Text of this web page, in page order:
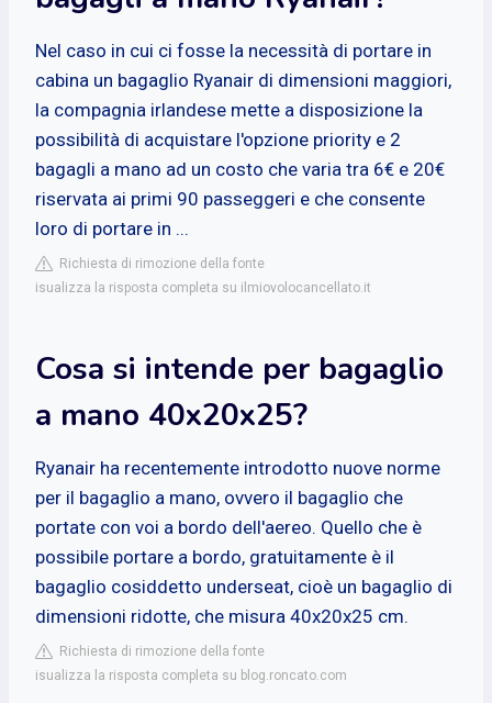
Nel caso in cui ci fosse la necessità di portare in
cabina un bagaglio Ryanair di dimensioni maggiori,
la compagnia irlandese mette a disposizione la
possibilità di acquistare l'opzione priority e 2
bagagli a mano ad un costo che varia tra 6€ e 20€
riservata ai primi 90 passeggeri e che consente
loro di portare in ...
Richiesta di rimozione della fonte
isualizza la risposta completa su ilmiovolocancellato.it
Cosa si intende per bagaglio
a mano 40x20x25?
Ryanair ha recentemente introdotto nuove norme
per il bagaglio a mano, ovvero il bagaglio che
portate con voi a bordo dell'aereo. Quello che è
possibile portare a bordo, gratuitamente è il
bagaglio cosiddetto underseat, cioè un bagaglio di
dimensioni ridotte, che misura 40x20x25 cm.
Richiesta di rimozione della fonte
isualizza la risposta completa su blog.roncato.com